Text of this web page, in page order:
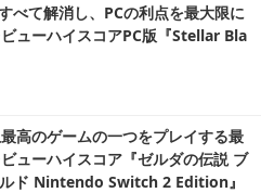
べて解消し、PCの利点を最大限に
ューハイスコアPC版『Stellar Bla
最高のゲームの一つをプレイする最
ューハイスコア『ゼルダの伝説 ブ
ド Nintendo Switch 2 Edition』